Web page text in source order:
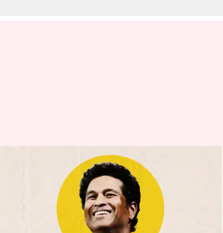
సచిన్ బర్త్ డే స్పెషల్ : క్రికెట్ కు
నిలువెత్తు రూపం సచిన్ టెండుల్కర్
Jayachandra Akuri Apr 24, 2023 04:15 am
ఈ వార్తాకథనం ఏంటి